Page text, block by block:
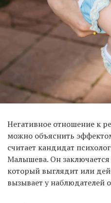
Негативное отношение к
можно объяснить
считает кандидат
Малышева. Он
который выглядит или
вызывает у наблюдателей